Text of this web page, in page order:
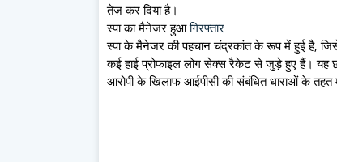
तेज़ कर दिया है।
स्पा का मैनेजर हुआगिरफ्तार
स्पा के मैनेजर की पहचान चंद्रकांत के रूप में हुई है,
कई हाई प्रोफाइल लोग सेक्स रैकेट से जुड़े हुए हैं। यह
आरोपी के खिलाफ आईपीसी की संबंधित धाराओं के तहत